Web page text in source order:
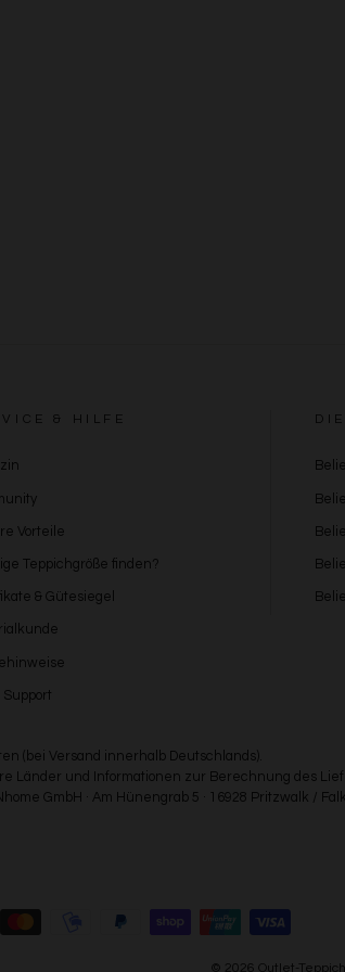
& HILFE
Vorteile
Teppichgröße finden?
& Gütesiegel
Support
(bei Versand innerhalb Deutschlands).
Länder und Informationen zur Berechnung des
GmbH · Am Hünengrab 5 · 16928 Pritzwalk /
© 2026 Outlet-